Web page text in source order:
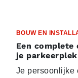
BOUW EN
Een complete
je parkeerplek
Je persoonlijke